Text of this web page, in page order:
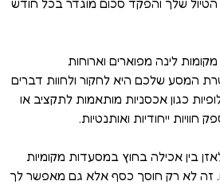
הטיול שלך והפקד סכום מוגדר בכל חודש
לינה מפוארים וארוחות
המסע שלכם היא לחקור ולחוות דברים
כגון אכסניות מותאמות לתקציב או
ייחודיות ואותנטיות.
בין אכילה בחוץ במסעדות מקומיות
זה לא רק חוסך כסף אלא גם מאפשר לך